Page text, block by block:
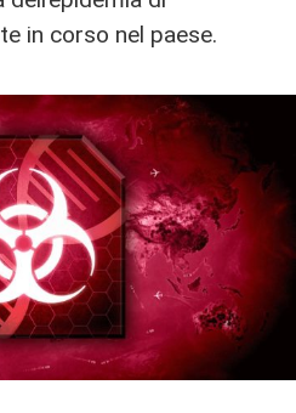
in corso nel paese.